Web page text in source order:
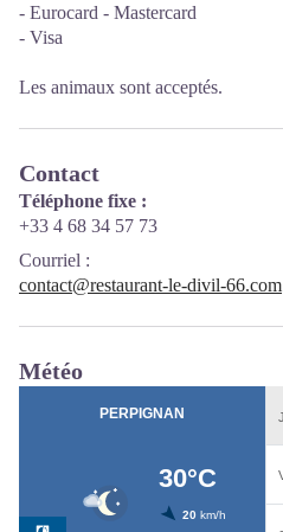
- Eurocard - Mastercard
- Visa
Les animaux sont acceptés.
Contact
Téléphone fixe :
+33 4 68 34 57 73
Courriel :
contact@restaurant-le-divil-66.com
Météo